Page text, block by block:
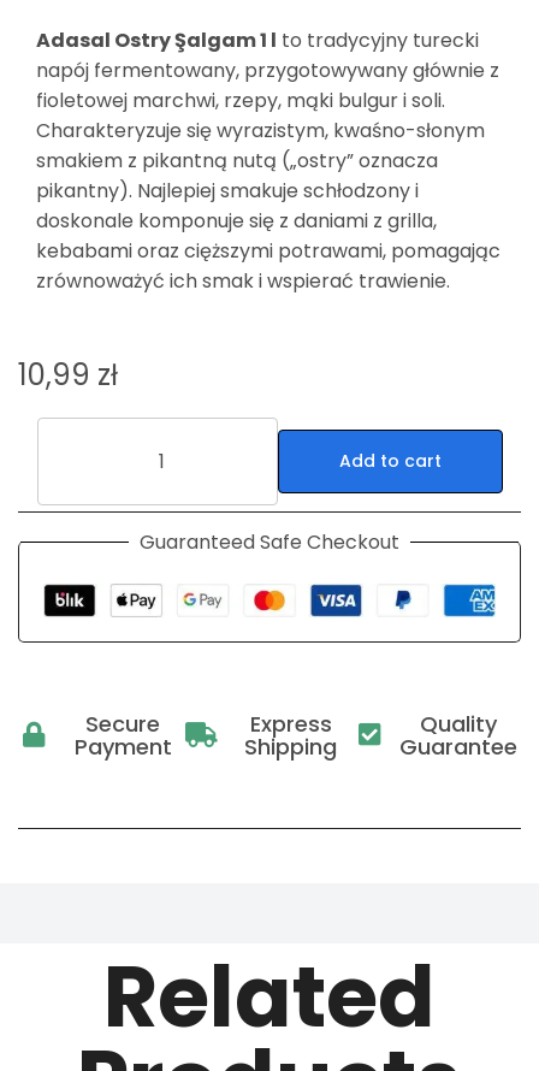
Adasal Ostry Şalgam 1 l to tradycyjny turecki
napój fermentowany, przygotowywany głównie z
fioletowej marchwi, rzepy, mąki bulgur i soli.
Charakteryzuje się wyrazistym, kwaśno-słonym
smakiem z pikantną nutą („ostry” oznacza
pikantny). Najlepiej smakuje schłodzony i
doskonale komponuje się z daniami z grilla,
kebabami oraz cięższymi potrawami, pomagając
zrównoważyć ich smak i wspierać trawienie.
10,99 zł
Add to cart
Guaranteed Safe Checkout
Secure
Payment
Express
Shipping
Quality
Guarantee
Related